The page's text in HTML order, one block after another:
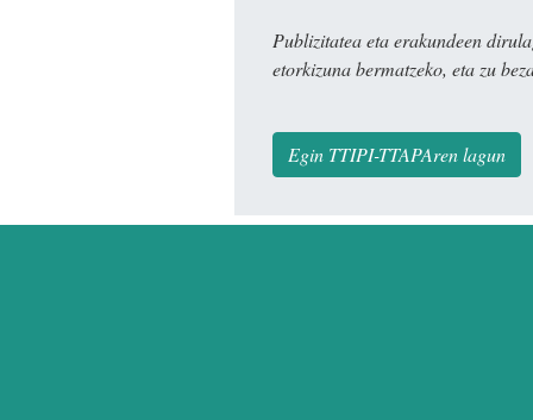
Publizitatea eta erakundeen
etorkizuna bermatzeko, eta zu
Egin TTIPI-TTAPAren lagun